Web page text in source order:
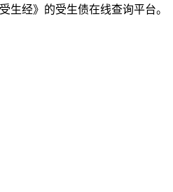
生经》的受生债在线查询平台。